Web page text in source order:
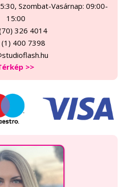
Szombat-Vasárnap: 09:00-
15:00
326 4014
400 7398
>>